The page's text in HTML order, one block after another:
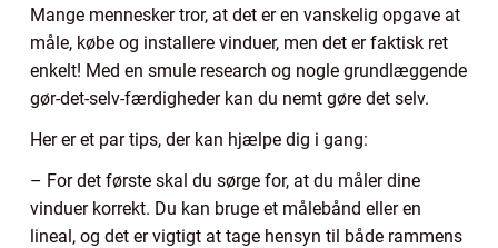
Mange mennesker tror, at det er en vanskelig opgave at
måle, købe og installere vinduer, men det er faktisk ret
enkelt! Med en smule research og nogle grundlæggende
gør-det-selv-færdigheder kan du nemt gøre det selv.
Her er et par tips, der kan hjælpe dig i gang:
– For det første skal du sørge for, at du måler dine
vinduer korrekt. Du kan bruge et målebånd eller en
lineal, og det er vigtigt at tage hensyn til både rammens